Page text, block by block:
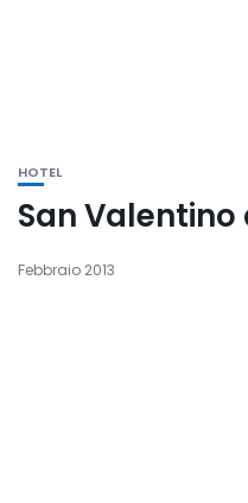
HOTEL
San Valentino
Febbraio 2013